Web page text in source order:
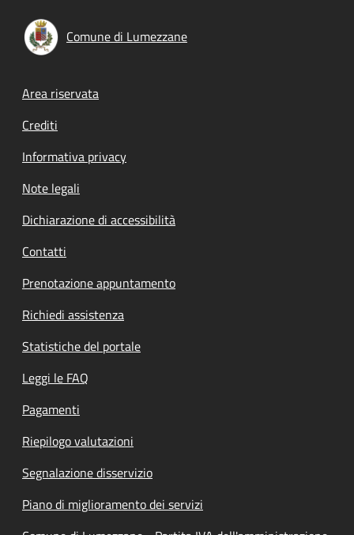
Comune di Lumezzane
Footer menu
Area riservata
Crediti
Informativa privacy
Note legali
Dichiarazione di accessibilità
Contatti
Prenotazione appuntamento
Richiedi assistenza
Statistiche del portale
Leggi le FAQ
Pagamenti
Riepilogo valutazioni
Segnalazione disservizio
Piano di miglioramento dei servizi